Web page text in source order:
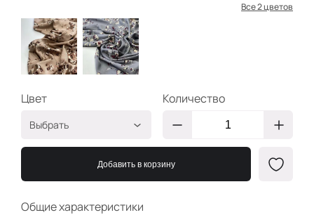
Общие характеристики
Все 2 цветов
Цвет
Выбрать
Бежевые цветы
ЭО228/1
Серые цветы
ЭО228/2
Количество
Добавить в корзину